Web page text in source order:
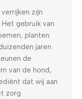
zijn
gebruik van
planten
jaren
de
van de hond,
dat wij aan
zorg